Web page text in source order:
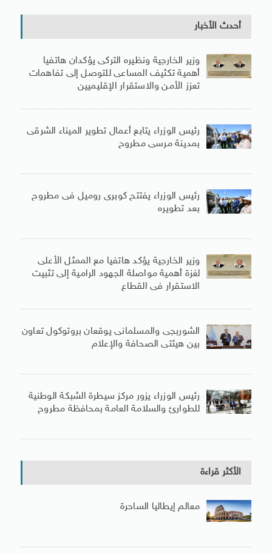
أحدث الأخبار
وزير الخارجية ونظيره التركى يؤكدان هاتفيا
أهمية تكثيف المساعى للتوصل إلى تفاهمات
تعزز الأمن والاستقرار الإقليميين
رئيس الوزراء يتابع أعمال تطوير الميناء الشرقى
بمدينة مرسى مطروح
رئيس الوزراء يفتتح كوبرى روميل فى مطروح
بعد تطويره
وزير الخارجية يؤكد هاتفيا مع الممثل الأعلى
لغزة أهمية مواصلة الجهود الرامية إلى تثبيت
الاستقرار فى القطاع
الشوربجى والمسلمانى يوقعان بروتوكول تعاون
بين هيئتى الصحافة والإعلام
رئيس الوزراء يزور مركز سيطرة الشبكة الوطنية
للطوارئ والسلامة العامة بمحافظة مطروح
الأكثر قراءة
معالم إيطاليا الساحرة